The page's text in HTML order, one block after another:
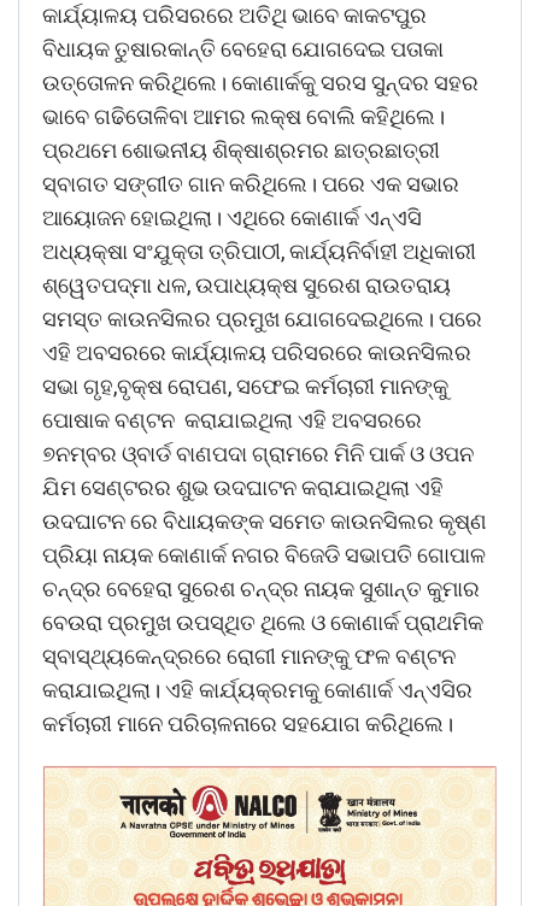
କାର୍ଯ୍ୟାଳୟ ପରିସରରେ ଅତିଥି ଭାବେ କାକଟପୁର
ବିଧାୟକ ତୁଷାରକାନ୍ତି ବେହେରା ଯୋଗଦେଇ ପତାକା
ଉତ୍ତୋଳନ କରିଥିଲେ। କୋଣାର୍କକୁ ସରସ ସୁନ୍ଦର ସହର
ଭାବେ ଗଢିତୋଳିବା ଆମର ଲକ୍ଷ ବୋଲି କହିଥିଲେ।
ପ୍ରଥମେ ଶୋଭନୀୟ ଶିକ୍ଷାଶ୍ରମର ଛାତ୍ରଛାତ୍ରୀ
ସ୍ବାଗତ ସଙ୍ଗୀତ ଗାନ କରିଥିଲେ। ପରେ ଏକ ସଭାର
ଆୟୋଜନ ହୋଇଥିଲା। ଏଥିରେ କୋଣାର୍କ ଏନ୍ଏସି
ଅଧ୍ୟକ୍ଷା ସଂଯୁକ୍ତା ତ୍ରିପାଠୀ, କାର୍ଯ୍ୟନିର୍ବାହୀ ଅଧିକାରୀ
ଶ୍ୱେତପଦ୍ମା ଧଳ, ଉପାଧ୍ୟକ୍ଷ ସୁରେଶ ରାଉତରାୟ
ସମସ୍ତ କାଉନସିଲର ପ୍ରମୁଖ ଯୋଗଦେଇଥିଲେ। ପରେ
ଏହି ଅବସରରେ କାର୍ଯ୍ୟାଳୟ ପରିସରରେ କାଉନସିଲର
ସଭା ଗୃହ,ବୃକ୍ଷ ରୋପଣ, ସଫେଇ କର୍ମଚାରୀ ମାନଙ୍କୁ
ପୋଷାକ ବଣ୍ଟନ କରାଯାଇଥିଲା ଏହି ଅବସରରେ
୭ନମ୍ବର ଓ୍ବାର୍ଡ ବାଣପଦା ଗ୍ରାମରେ ମିନି ପାର୍କ ଓ ଓପନ
ଯିମ ସେଣ୍ଟରର ଶୁଭ ଉଦଘାଟନ କରାଯାଇଥିଲା ଏହି
ଉଦଘାଟନ ରେ ବିଧାୟକଙ୍କ ସମେତ କାଉନସିଲର କୃଷ୍ଣ
ପ୍ରିୟା ନାୟକ କୋଣାର୍କ ନଗର ବିଜେଡି ସଭାପତି ଗୋପାଳ
ଚନ୍ଦ୍ର ବେହେରା ସୁରେଶ ଚନ୍ଦ୍ର ନାୟକ ସୁଶାନ୍ତ କୁମାର
ବେଉରା ପ୍ରମୁଖ ଉପସ୍ଥିତ ଥିଲେ ଓ କୋଣାର୍କ ପ୍ରାଥମିକ
ସ୍ବାସ୍ଥ୍ୟକେନ୍ଦ୍ରରେ ରୋଗୀ ମାନଙ୍କୁ ଫଳ ବଣ୍ଟନ
କରାଯାଇଥିଲା। ଏହି କାର୍ଯ୍ୟକ୍ରମକୁ କୋଣାର୍କ ଏନ୍ଏସିର
କର୍ମଚାରୀ ମାନେ ପରିଚାଳନାରେ ସହଯୋଗ କରିଥିଲେ।